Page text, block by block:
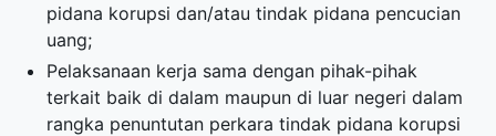
pidana korupsi dan/atau tindak pidana pencucian
uang;
Pelaksanaan kerja sama dengan pihak-pihak
terkait baik di dalam maupun di luar negeri dalam
rangka penuntutan perkara tindak pidana korupsi